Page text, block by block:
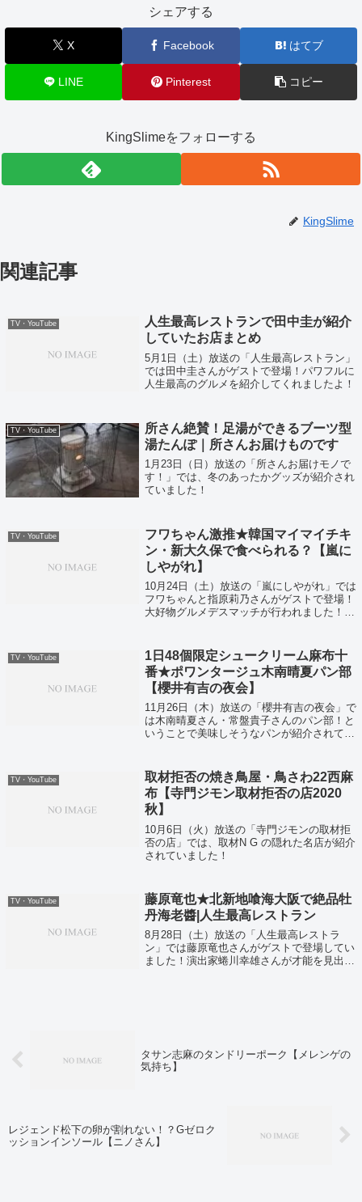
シェアする
X Facebook はてブ
LINE Pinterest コピー
KingSlimeをフォローする
KingSlime
関連記事
TV・YouTube
人生最高レストランで田中圭が紹介
していたお店まとめ
5月1日（土）放送の「人生最高レストラン」
では田中圭さんがゲストで登場！パワフルに
人生最高のグルメを紹介してくれましたよ！
TV・YouTube
所さん絶賛！足湯ができるブーツ型
湯たんぽ｜所さんお届けものです
1月23日（日）放送の「所さんお届けモノで
す！」では、冬のあったかグッズが紹介され
ていました！
TV・YouTube
フワちゃん激推★韓国マイマイチキ
ン・新大久保で食べられる？【嵐に
しやがれ】
10月24日（土）放送の「嵐にしやがれ」では
フワちゃんと指原莉乃さんがゲストで登場！
大好物グルメデスマッチが行われました！ゴ
TV・YouTube
1日48個限定シュークリーム麻布十
番★ポワンタージュ木南晴夏パン部
【櫻井有吉の夜会】
11月26日（木）放送の「櫻井有吉の夜会」で
は木南晴夏さん・常盤貴子さんのパン部！と
いうことで美味しそうなパンが紹介されてい
TV・YouTube
取材拒否の焼き鳥屋・鳥さわ22西麻
布【寺門ジモン取材拒否の店2020
秋】
10月6日（火）放送の「寺門ジモンの取材拒
否の店」では、取材N G の隠れた名店が紹介
されていました！
TV・YouTube
藤原竜也★北新地喰海大阪で絶品牡
丹海老醬|人生最高レストラン
8月28日（土）放送の「人生最高レストラ
ン」では藤原竜也さんがゲストで登場してい
ました！演出家蜷川幸雄さんが才能を見出し
タサン志麻のタンドリーポーク【メレンゲの
気持ち】
レジェンド松下の卵が割れない！？Gゼロク
ッションインソール【ニノさん】